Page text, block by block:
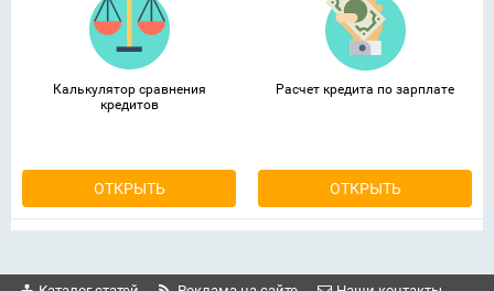
Калькулятор сравнения
кредитов
ОТКРЫТЬ
Расчет кредита по зарплате
ОТКРЫТЬ